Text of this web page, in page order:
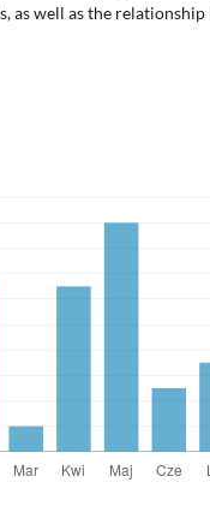
as well as the relationship